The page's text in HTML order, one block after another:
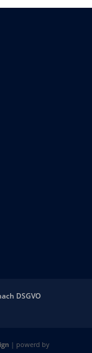
DSGVO
| powerd by